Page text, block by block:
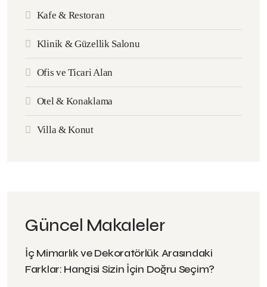
Kafe & Restoran
Klinik & Güzellik Salonu
Ofis ve Ticari Alan
Otel & Konaklama
Villa & Konut
Güncel Makaleler
İç Mimarlık ve Dekoratörlük Arasındaki
Farklar: Hangisi Sizin İçin Doğru Seçim?